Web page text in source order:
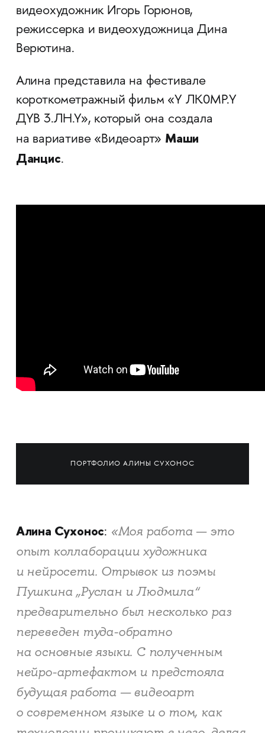
видеохудожник Игорь Горюнов,
режиссерка и видеохудожница Дина
Верютина.
Алина представила на фестивале
короткометражный фильм «Y ЛK0МР.Y
ДYB 3.ЛH.Y», который она создала
на вариативе «Видеоарт» Маши
Данцис.
ПОРТФОЛИО АЛИНЫ СУХОНОС
Алина Сухонос: «Моя работа — это
опыт коллаборации художника
и нейросети. Отрывок из поэмы
Пушкина „Руслан и Людмила“
предварительно был несколько раз
переведен туда-обратно
на основные языки. С полученным
нейро-артефактом и предстояла
будущая работа — видеоарт
о современном языке и о том, как